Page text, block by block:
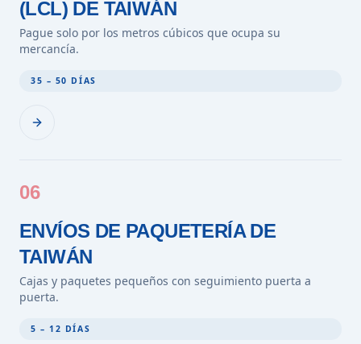
(LCL) DE TAIWÁN
Pague solo por los metros cúbicos que ocupa su
mercancía.
35 – 50 DÍAS
06
ENVÍOS DE PAQUETERÍA DE
TAIWÁN
Cajas y paquetes pequeños con seguimiento puerta a
puerta.
5 – 12 DÍAS